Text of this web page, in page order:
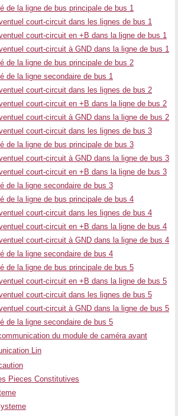
de la ligne de bus principale de bus 1
court-circuit dans les lignes de bus 1
court-circuit en +B dans la ligne de bus 1
court-circuit à GND dans la ligne de bus 1
de la ligne de bus principale de bus 2
de la ligne secondaire de bus 1
court-circuit dans les lignes de bus 2
court-circuit en +B dans la ligne de bus 2
court-circuit à GND dans la ligne de bus 2
court-circuit dans les lignes de bus 3
de la ligne de bus principale de bus 3
court-circuit à GND dans la ligne de bus 3
court-circuit en +B dans la ligne de bus 3
de la ligne secondaire de bus 3
de la ligne de bus principale de bus 4
court-circuit dans les lignes de bus 4
court-circuit en +B dans la ligne de bus 4
court-circuit à GND dans la ligne de bus 4
de la ligne secondaire de bus 4
de la ligne de bus principale de bus 5
court-circuit en +B dans la ligne de bus 5
court-circuit dans les lignes de bus 5
court-circuit à GND dans la ligne de bus 5
de la ligne secondaire de bus 5
du module de caméra avant
Lin
Pieces Constitutives